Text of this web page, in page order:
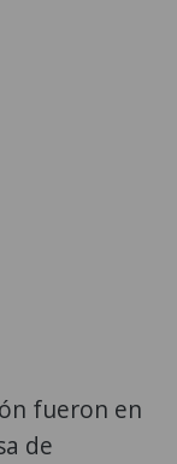
fueron en
de